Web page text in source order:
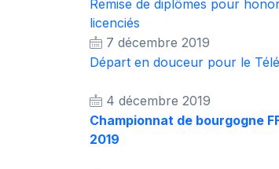
Remise de diplômes pour
licenciés
7 décembre 2019
Départ en douceur pour le
4 décembre 2019
Championnat de bourgogne
2019